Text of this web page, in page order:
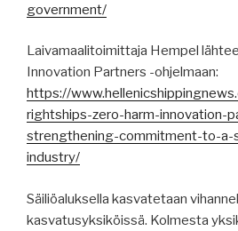
government/
Laivamaalitoimittaja Hempel
Innovation Partners -ohjelmaan:
https://
rightships-zero-harm-innovation-
strengthening-commitment-to-a-
industry/
Säiliöaluksella kasvatetaan
kasvatusyksiköissä. Kolmesta